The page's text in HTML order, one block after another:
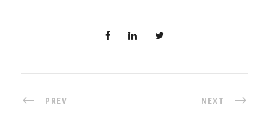
PREV NEXT